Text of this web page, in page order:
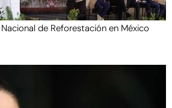
de Reforestación en México